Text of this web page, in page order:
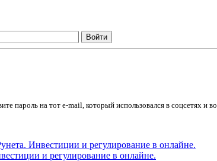
пароль на тот e-mail, который использовался в соцсетях и
и регулирование в онлайне.